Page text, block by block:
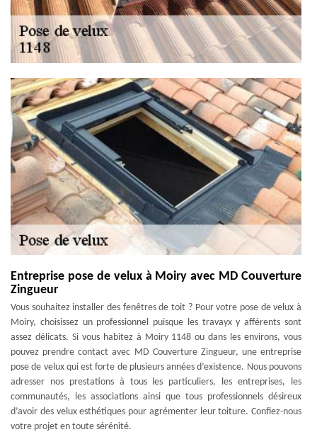
Entreprise pose de velux à Moiry avec MD Couverture
Zingueur
Vous souhaitez installer des fenêtres de toit ? Pour votre pose de velux à
Moiry, choisissez un professionnel puisque les travayx y afférents sont
assez délicats. Si vous habitez à Moiry 1148 ou dans les environs, vous
pouvez prendre contact avec MD Couverture Zingueur, une entreprise
pose de velux qui est forte de plusieurs années d’existence. Nous pouvons
adresser nos prestations à tous les particuliers, les entreprises, les
communautés, les associations ainsi que tous professionnels désireux
d’avoir des velux esthétiques pour agrémenter leur toiture. Confiez-nous
votre projet en toute sérénité.